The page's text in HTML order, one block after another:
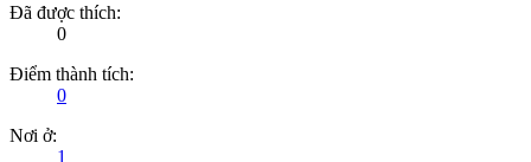
Đã được thích:
0
Điểm thành tích:
0
Nơi ở:
1